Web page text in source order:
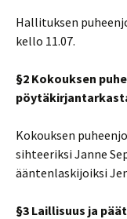
Hallituksen
kello 11.07.
§2 Kokouksen
Kokouksen
sihteeriksi Janne
ääntenlaskijoiksi
§3 Laillisuus ja